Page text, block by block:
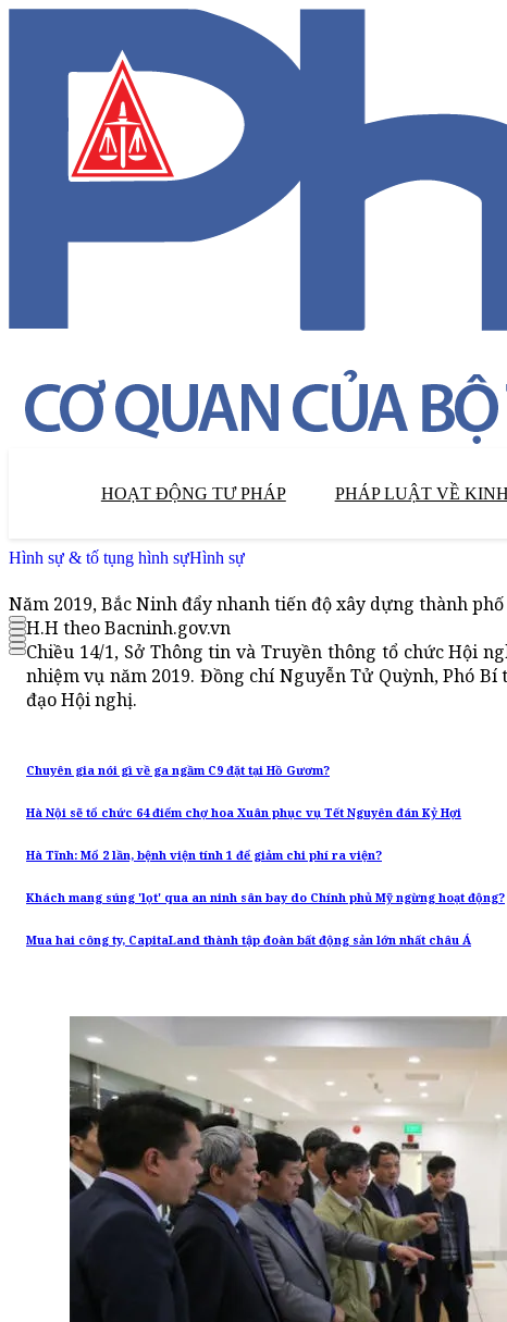
HOẠT ĐỘNG TƯ PHÁP PHÁP LUẬT VỀ
Hình sự & tố tụng hình sựHình sự
Năm 2019, Bắc Ninh đẩy nhanh tiến độ xây dựng thành
H.H theo Bacninh.gov.vn
Chiều 14/1, Sở Thông tin và Truyền thông tổ chức Hội
nhiệm vụ năm 2019. Đồng chí Nguyễn Tử Quỳnh, Phó
đạo Hội nghị.
Chuyên gia nói gì về ga ngầm C9 đặt tại Hồ Gươm?
Hà Nội sẽ tổ chức 64 điểm chợ hoa Xuân phục vụ Tết Nguyên đán Kỷ Hợi
Hà Tĩnh: Mổ 2 lần, bệnh viện tính 1 để giảm chi phí ra viện?
Khách mang súng 'lọt' qua an ninh sân bay do Chính phủ Mỹ ngừng hoạt động?
Mua hai công ty, CapitaLand thành tập đoàn bất động sản lớn nhất châu Á